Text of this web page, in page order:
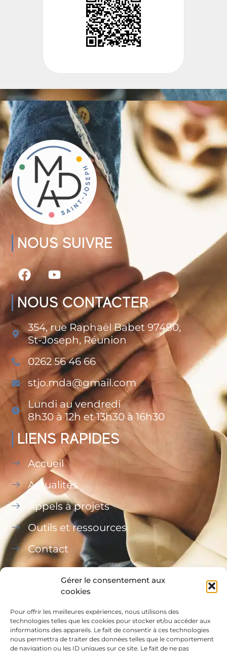
Gérer le consentement aux
cookies
Pour offrir les meilleures expériences, nous utilisons des
technologies telles que les cookies pour stocker et/ou accéder aux
informations des appareils. Le fait de consentir à ces technologies
nous permettra de traiter des données telles que le comportement
de navigation ou les ID uniques sur ce site. Le fait de ne pas
NOUS SUIVRE
NOUS CONTACTER
354, rue Raphaël Babet 97480,
St-Joseph, Réunion
0262 56 46 66
stjo.mda@gmail.com
Lundi au vendredi
8h30 à 12h et 13h30 à 16h30
LIENS RAPIDES
Accueil
Actualités
Appels à projets
Outils et ressources
Contact
Ce site a été financé à l’aide du FEDER (REACT-UE)
dans le cadre de la réponse de l’Union européenne
à la pandémie COVID-19, L’Europe s’engage à La